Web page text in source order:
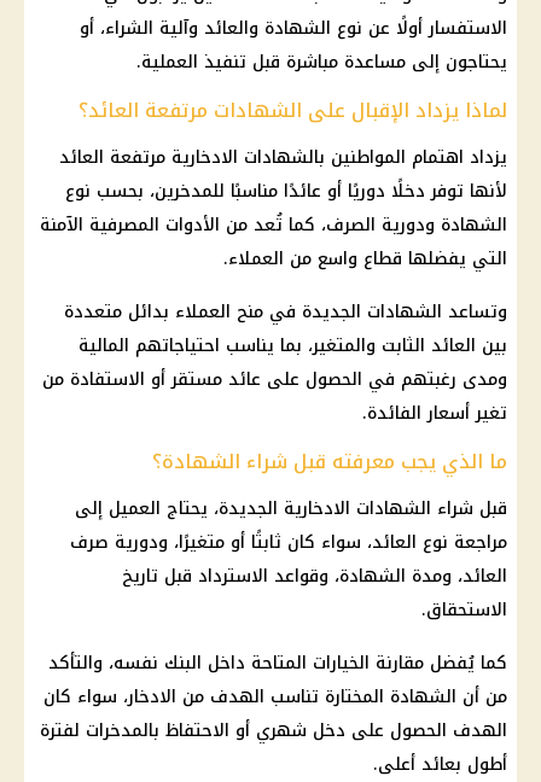
الاستفسار أولًا عن نوع الشهادة والعائد وآلية الشراء، أو
يحتاجون إلى مساعدة مباشرة قبل تنفيذ العملية.
لماذا يزداد الإقبال على الشهادات مرتفعة العائد؟
يزداد اهتمام المواطنين بالشهادات الادخارية مرتفعة العائد
لأنها توفر دخلًا دوريًا أو عائدًا مناسبًا للمدخرين، بحسب نوع
الشهادة ودورية الصرف، كما تُعد من الأدوات المصرفية الآمنة
التي يفضلها قطاع واسع من العملاء.
وتساعد الشهادات الجديدة في منح العملاء بدائل متعددة
بين العائد الثابت والمتغير، بما يناسب احتياجاتهم المالية
ومدى رغبتهم في الحصول على عائد مستقر أو الاستفادة من
تغير أسعارالفائدة.
ما الذي يجب معرفته قبل شراء الشهادة؟
قبل شراء الشهادات الادخارية الجديدة، يحتاج العميل إلى
مراجعة نوع العائد، سواء كان ثابتًا أو متغيرًا، ودورية صرف
العائد، ومدة الشهادة، وقواعد الاسترداد قبل تاريخ
الاستحقاق.
كما يُفضل مقارنة الخيارات المتاحة داخل البنك نفسه، والتأكد
من أن الشهادة المختارة تناسب الهدف من الادخار، سواء كان
الهدف الحصول على دخل شهري أو الاحتفاظ بالمدخرات لفترة
أطول بعائد أعلى.